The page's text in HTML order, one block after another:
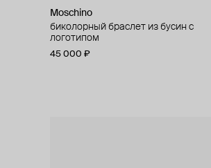
Moschino
биколорный браслет из бусин с
логотипом
45 000 ₽
Moschino
кольцо «сердце»
37 000 ₽